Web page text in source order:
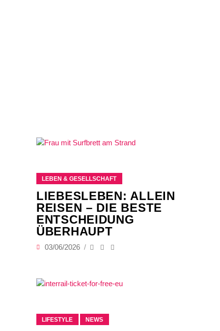
LEBEN & GESELLSCHAFT
LIEBESLEBEN: ALLEIN
REISEN – DIE BESTE
ENTSCHEIDUNG
ÜBERHAUPT
03/06/2026
LIFESTYLE NEWS